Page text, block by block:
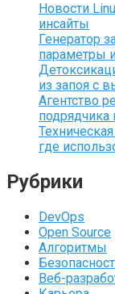
Новости
инсайты
Генератор
параметры
из запоя с
Агентство
подрядчика
где
Рубрики
DevOps
Open Source
Алгоритмы
Веб-